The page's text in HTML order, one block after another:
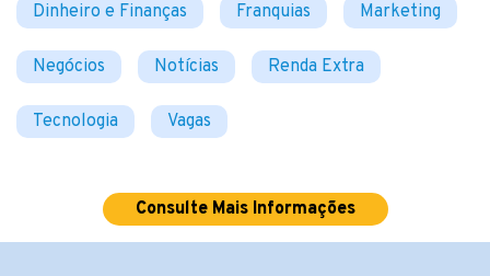
Dinheiro e Finanças Franquias Marketing
Negócios Notícias Renda Extra
Tecnologia Vagas
Consulte Mais Informações